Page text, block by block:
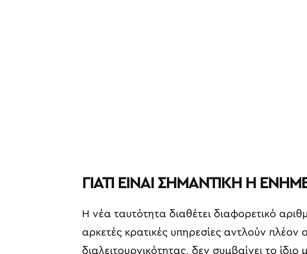
ΓΙΑΤΙ ΕΙΝΑΙ ΣΗΜΑΝΤΙΚΗ Η
Η νέα ταυτότητα διαθέτει διαφορετικό
αρκετές κρατικές υπηρεσίες αντλούν
διαλειτουργικότητας, δεν συμβαίνει το